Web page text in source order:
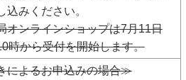
込みください。
オンラインショップは7月11日
時から受付を開始します。
によるお申込みの場合≫